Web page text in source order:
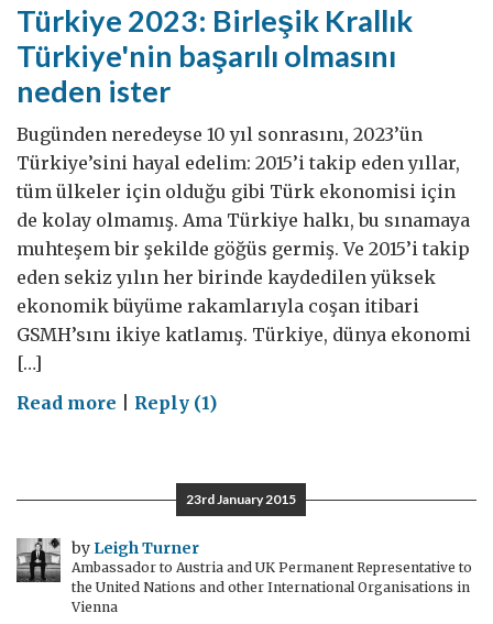
Türkiye 2023: Birleşik Krallık
Türkiye'nin başarılı olmasını
neden ister
Bugünden neredeyse 10 yıl sonrasını, 2023’ün
Türkiye’sini hayal edelim: 2015’i takip eden yıllar,
tüm ülkeler için olduğu gibi Türk ekonomisi için
de kolay olmamış. Ama Türkiye halkı, bu sınamaya
muhteşem bir şekilde göğüs germiş. Ve 2015’i takip
eden sekiz yılın her birinde kaydedilen yüksek
ekonomik büyüme rakamlarıyla coşan itibari
GSMH’sını ikiye katlamış. Türkiye, dünya ekonomi
[…]
Read more on
Birleşik
Krallık
Türkiye'nin
başarılı
olmasını
Reply (1)
23rd January 2015
by Leigh Turner
Ambassador to Austria and UK Permanent Representative to
the United Nations and other International Organisations in
Vienna